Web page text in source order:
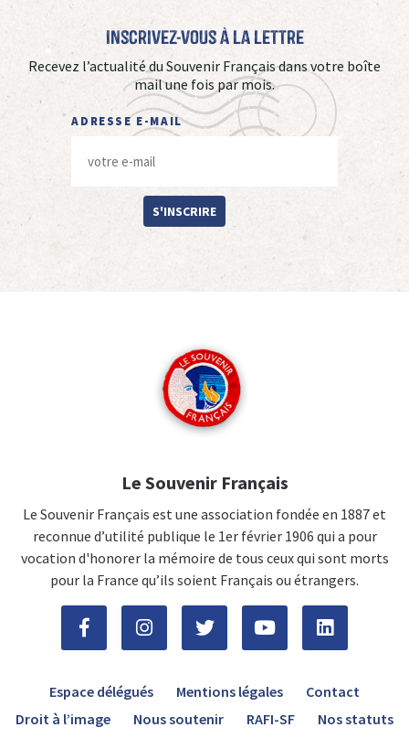
Inscrivez-vous à La Lettre
Recevez l’actualité du Souvenir Français dans votre boîte
mail une fois par mois.
ADRESSE E-MAIL
S'INSCRIRE
Le Souvenir Français
Le Souvenir Français est une association fondée en 1887 et
reconnue d’utilité publique le 1er février 1906 qui a pour
vocation d'honorer la mémoire de tous ceux qui sont morts
pour la France qu’ils soient Français ou étrangers.
Espace délégués Mentions légales
Contact
Droit à l’image
Nous soutenir RAFI-SF Nos statuts